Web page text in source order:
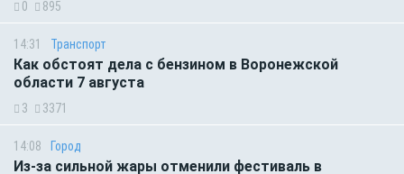
0 895
14:31 Транспорт
Как обстоят дела с бензином в Воронежской
области 7 августа
3 3371
14:08 Город
Из-за сильной жары отменили фестиваль в